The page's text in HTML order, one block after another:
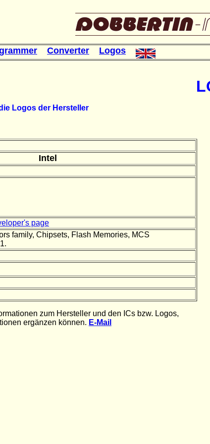
Converter Logos
Logos der Hersteller
Intel
page
family, Chipsets, Flash Memories, MCS
zum Hersteller und den ICs bzw. Logos,
ergänzen können. E-Mail